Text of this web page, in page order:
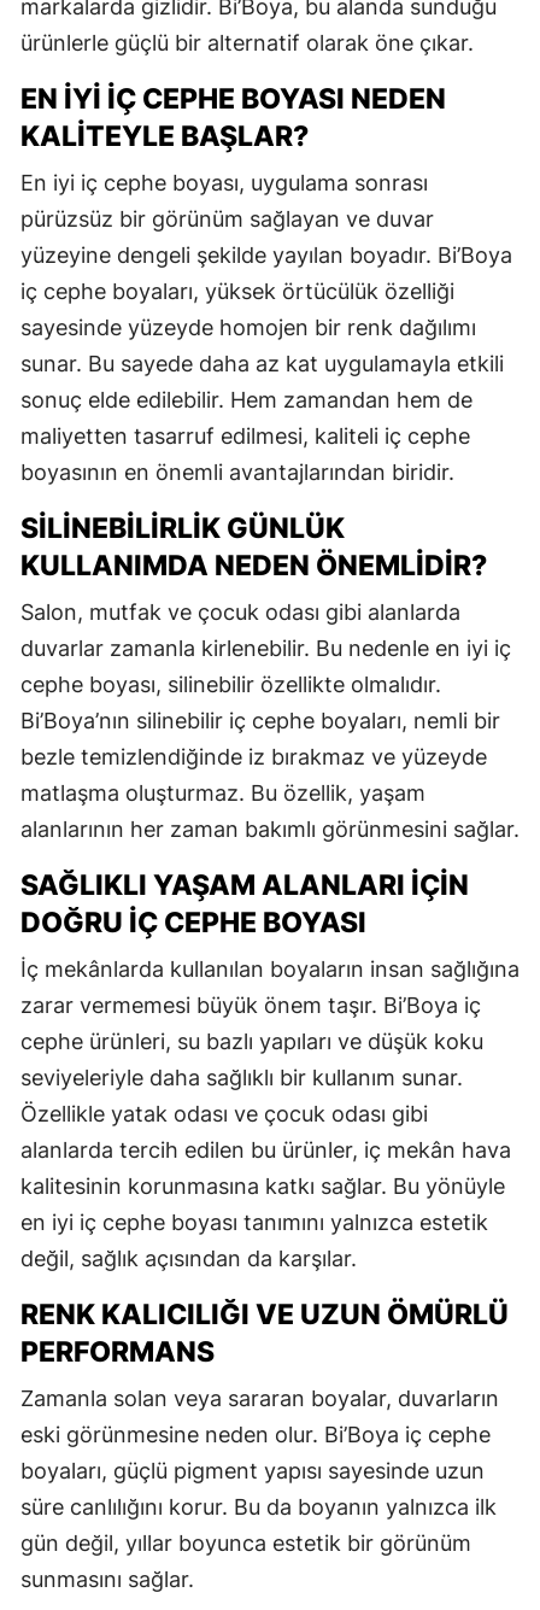
markalarda gizlidir. Bi’Boya, bu alanda sunduğu
ürünlerle güçlü bir alternatif olarak öne çıkar.
EN İYI İÇ CEPHE BOYASI NEDEN
KALITEYLE BAŞLAR?
En iyi iç cephe boyası, uygulama sonrası
pürüzsüz bir görünüm sağlayan ve duvar
yüzeyine dengeli şekilde yayılan boyadır. Bi’Boya
iç cephe boyaları, yüksek örtücülük özelliği
sayesinde yüzeyde homojen bir renk dağılımı
sunar. Bu sayede daha az kat uygulamayla etkili
sonuç elde edilebilir. Hem zamandan hem de
maliyetten tasarruf edilmesi, kaliteli iç cephe
boyasının en önemli avantajlarından biridir.
SILINEBILIRLIK GÜNLÜK
KULLANIMDA NEDEN ÖNEMLIDIR?
Salon, mutfak ve çocuk odası gibi alanlarda
duvarlar zamanla kirlenebilir. Bu nedenle en iyi iç
cephe boyası, silinebilir özellikte olmalıdır.
Bi’Boya’nın silinebilir iç cephe boyaları, nemli bir
bezle temizlendiğinde iz bırakmaz ve yüzeyde
matlaşma oluşturmaz. Bu özellik, yaşam
alanlarının her zaman bakımlı görünmesini sağlar.
SAĞLIKLI YAŞAM ALANLARI İÇIN
DOĞRU İÇ CEPHE BOYASI
İç mekânlarda kullanılan boyaların insan sağlığına
zarar vermemesi büyük önem taşır. Bi’Boya iç
cephe ürünleri, su bazlı yapıları ve düşük koku
seviyeleriyle daha sağlıklı bir kullanım sunar.
Özellikle yatak odası ve çocuk odası gibi
alanlarda tercih edilen bu ürünler, iç mekân hava
kalitesinin korunmasına katkı sağlar. Bu yönüyle
en iyi iç cephe boyası tanımını yalnızca estetik
değil, sağlık açısından da karşılar.
RENK KALICILIĞI VE UZUN ÖMÜRLÜ
PERFORMANS
Zamanla solan veya sararan boyalar, duvarların
eski görünmesine neden olur. Bi’Boya iç cephe
boyaları, güçlü pigment yapısı sayesinde uzun
süre canlılığını korur. Bu da boyanın yalnızca ilk
gün değil, yıllar boyunca estetik bir görünüm
sunmasını sağlar.